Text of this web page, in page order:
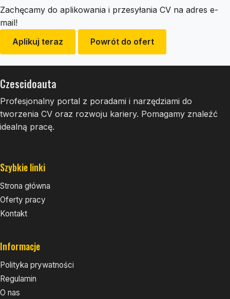
Zachęcamy do aplikowania i przesyłania CV na adres e-
mail!
Aplikuj teraz
Powrót do ofert
Czescidoauta
Profesjonalny portal z poradami i narzędziami do
tworzenia CV oraz rozwoju kariery. Pomagamy znaleźć
idealną pracę.
Szybkie linki
Strona główna
Oferty pracy
Kontakt
Informacje
Polityka prywatności
Regulamin
O nas